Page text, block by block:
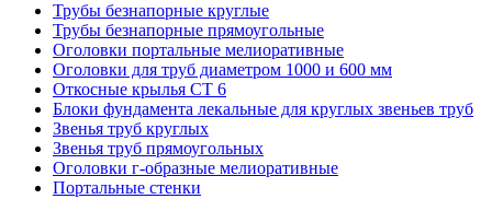
Трубы безнапорные круглые
Трубы безнапорные прямоугольные
Оголовки портальные мелиоративные
Оголовки для труб диаметром 1000 и 600 мм
Откосные крылья СТ 6
Блоки фундамента лекальные для круглых звеньев труб
Звенья труб круглых
Звенья труб прямоугольных
Оголовки г-образные мелиоративные
Портальные стенки